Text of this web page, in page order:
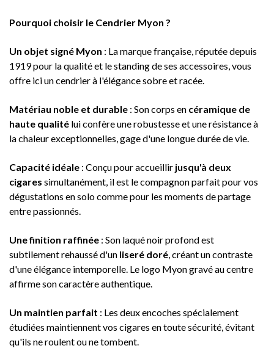
Pourquoi choisir le Cendrier Myon ?
Un objet signé Myon : La marque française, réputée depuis
1919 pour la qualité et le standing de ses accessoires, vous
offre ici un cendrier à l'élégance sobre et racée.
Matériau noble et durable : Son corps en céramique de
haute qualité lui confère une robustesse et une résistance à
la chaleur exceptionnelles, gage d'une longue durée de vie.
Capacité idéale : Conçu pour accueillir jusqu'à deux
cigares simultanément, il est le compagnon parfait pour vos
dégustations en solo comme pour les moments de partage
entre passionnés.
Une finition raffinée : Son laqué noir profond est
subtilement rehaussé d'un liseré doré, créant un contraste
d'une élégance intemporelle. Le logo Myon gravé au centre
affirme son caractère authentique.
Un maintien parfait : Les deux encoches spécialement
étudiées maintiennent vos cigares en toute sécurité, évitant
qu'ils ne roulent ou ne tombent.